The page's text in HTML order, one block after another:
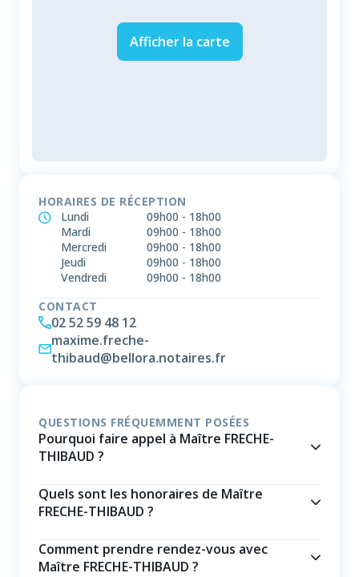
Afficher la carte
HORAIRES DE RÉCEPTION
Lundi
09h00 - 18h00
Mardi
09h00 - 18h00
Mercredi
09h00 - 18h00
Jeudi
09h00 - 18h00
Vendredi
09h00 - 18h00
CONTACT
02 52 59 48 12
maxime.freche-
thibaud@bellora.notaires.fr
QUESTIONS FRÉQUEMMENT POSÉES
Pourquoi faire appel à Maître FRECHE-
THIBAUD ?
Quels sont les honoraires de Maître
FRECHE-THIBAUD ?
Comment prendre rendez-vous avec
Maître FRECHE-THIBAUD ?